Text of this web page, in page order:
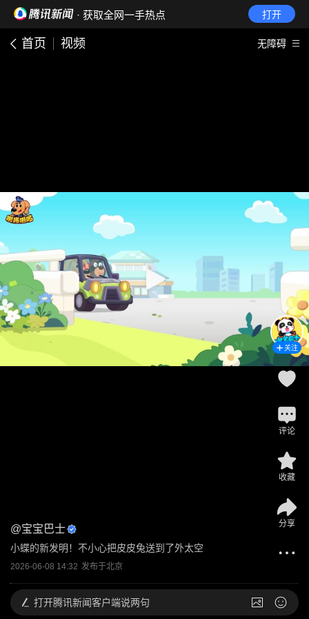
· 获取全网一手热点 打开
首页 视频 无障碍
@宝宝巴士
小蝶的新发明！不小心把皮皮兔送到了外太空
2026-06-08 14:32 发布于北京
关注
评论
收藏
分享
打开腾讯新闻客户端说两句